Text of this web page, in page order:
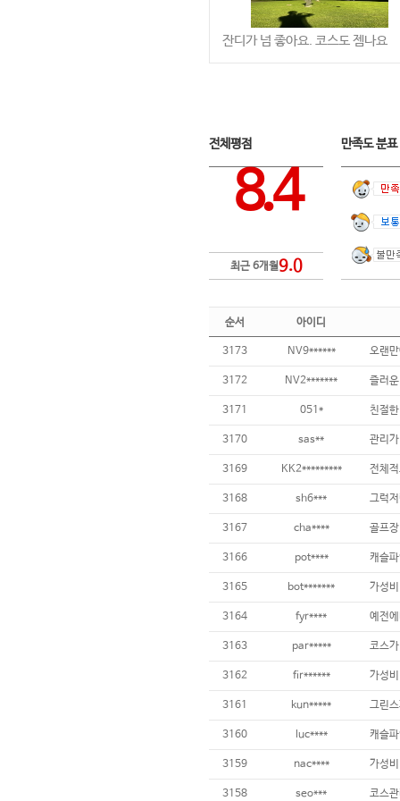
잔디가 넘 좋아요. 코스도 젬나요
전체평점
8.4
최근 6개월9.0
만족도 분
순서 아이디
3173 NV9******
3172 NV2******* 즐러
3171 051*
3170 sas**
3169 KK2*********
3168 sh6***
3167 cha**** 골프
3166 pot****
3165 bot*******
3164 fyr****
3163 par*****
3162 fir******
3161 kun*****
3160 luc**** 캐슬
3159 nac****
3158 seo***